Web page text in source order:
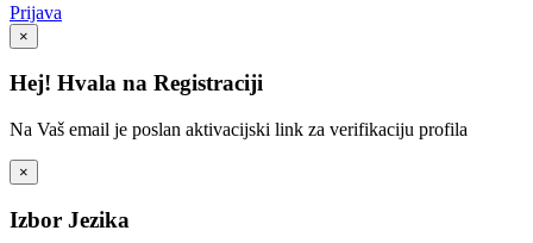
Prijava
×
Hej! Hvala na Registraciji
Na Vaš email je poslan aktivacijski link za verifikaciju profila
×
Izbor Jezika